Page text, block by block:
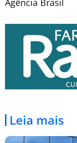
Agência Brasil
Leia mais